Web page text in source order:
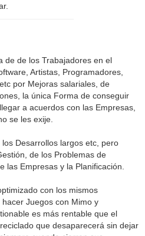
de de los Trabajadores en el
Artistas, Programadores,
por Mejoras salariales, de
la única Forma de conseguir
a acuerdos con las Empresas,
se les exije.
Desarrollos largos etc, pero
de los Problemas de
las Empresas y la Planificación.
con los mismos
Juegos con Mimo y
es más rentable que el
que desaparecerá sin dejar